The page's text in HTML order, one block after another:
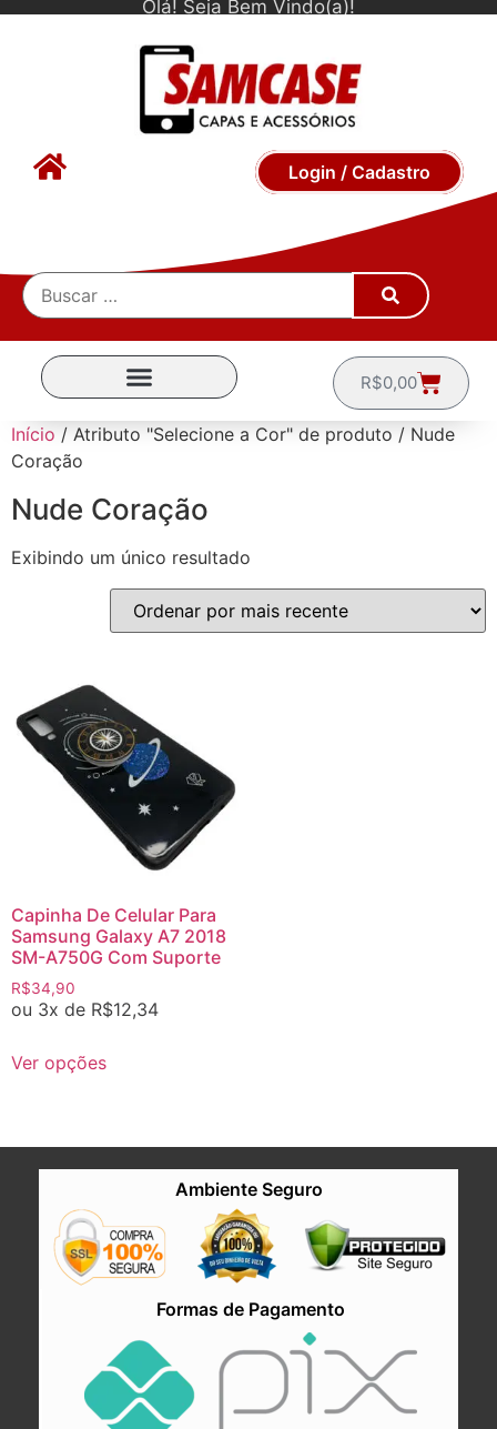
Olá! Seja Bem Vindo(a)!
Login / Cadastro
R$0,00
Início / Atributo "Selecione a Cor" de produto / Nude
Coração
Nude Coração
Exibindo um único resultado
Capinha De Celular Para
Samsung Galaxy A7 2018
SM-A750G Com Suporte
R$34,90
ou 3x de R$12,34
Ver opções
Ambiente Seguro
Formas de Pagamento